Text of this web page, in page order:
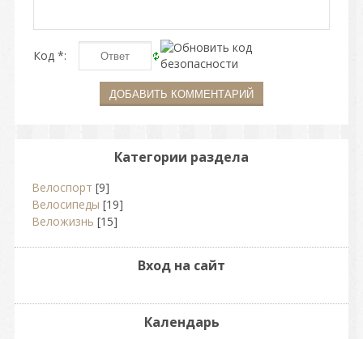
Код *:
Категории раздела
Велоспорт [9]
Велосипеды [19]
Веложизнь [15]
Вход на сайт
Календарь